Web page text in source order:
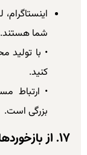
شما هستند.
• با تولید
کنید.
• ارتباط
بزرگی است.